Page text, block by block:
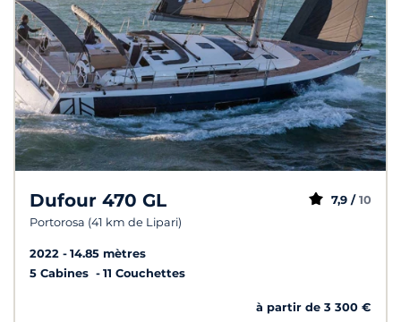
Dufour 470 GL
Portorosa (41 km de Lipari)
7,9 / 10
2022
14.85 mètres
5 Cabines
11 Couchettes
à partir de 3 300 €